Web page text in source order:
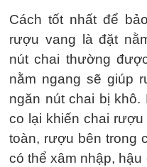
Cách tốt nhất để
rượu vang là đặt
nút chai thường
nằm ngang sẽ giúp
ngăn nút chai bị
co lại khiến chai
toàn, rượu bên trong
có thể xâm nhập,